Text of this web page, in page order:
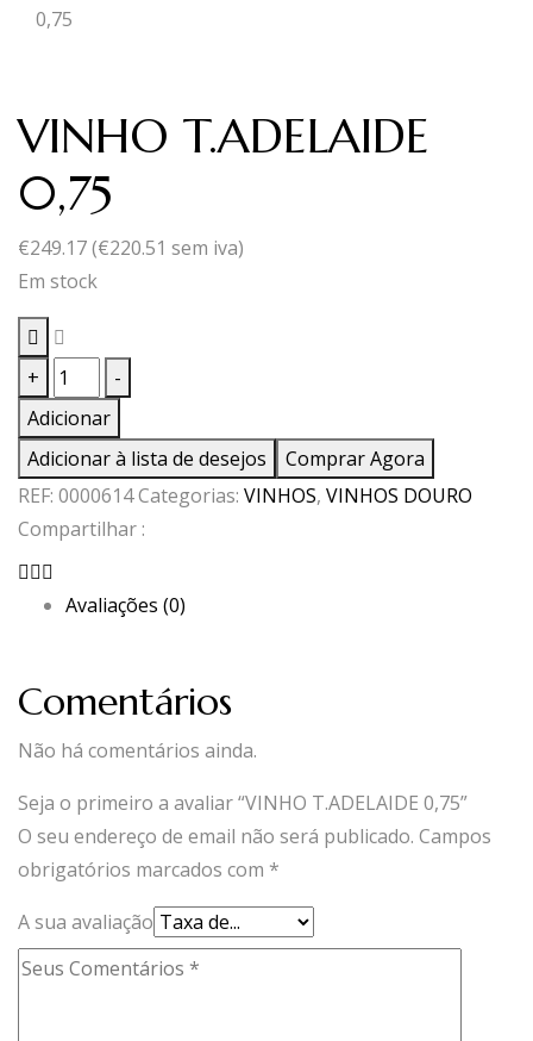
0,75
VINHO T.ADELAIDE
0,75
€249.17(€220.51 sem iva)
Em stock
+
Quantidade
de
VINHO
T.ADELAIDE
0,75
-
Adicionar
Adicionar à lista de desejos
Comprar Agora
REF: 0000614Categorias: VINHOS, VINHOS DOURO
Compartilhar :
Avaliações (0)
Comentários
Não há comentários ainda.
Seja o primeiro a avaliar “VINHO T.ADELAIDE 0,75”
O seu endereço de email não será publicado. Campos
obrigatórios marcados com *
A sua avaliação